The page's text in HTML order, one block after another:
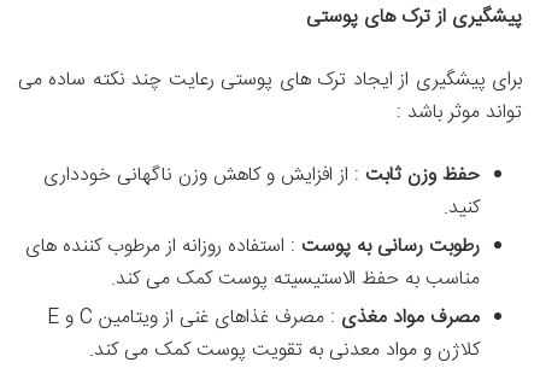
پیشگیری از ترک های پوستی
برای پیشگیری از ایجاد ترک های پوستی رعایت چند نکته ساده می
تواند موثر باشد :
حفظ وزن ثابت : از افزایش و کاهش وزن ناگهانی خودداری
کنید.
رطوبت رسانی به پوست : استفاده روزانه از مرطوب کننده های
مناسب به حفظ الاستیسیته پوست کمک می کند.
مصرف مواد مغذی
: مصرف غذاهای غنی از ویتامین C و E
کلاژن و مواد معدنی به تقویت پوست کمک می کند.